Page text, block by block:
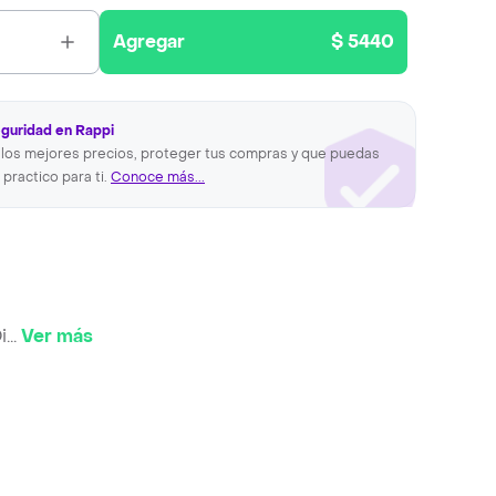
Agregar $ 5440
en Rappi
mejores precios, proteger tus compras y que puedas
para ti. Conoce más...
...Ver más